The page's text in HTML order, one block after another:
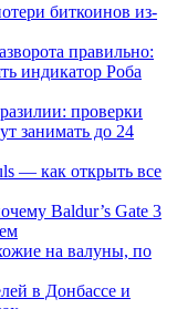
биткоинов из-
правильно:
индикатор Роба
проверки
занимать до 24
— как открыть все
Baldur’s Gate 3
на валуны, по
в Донбассе и